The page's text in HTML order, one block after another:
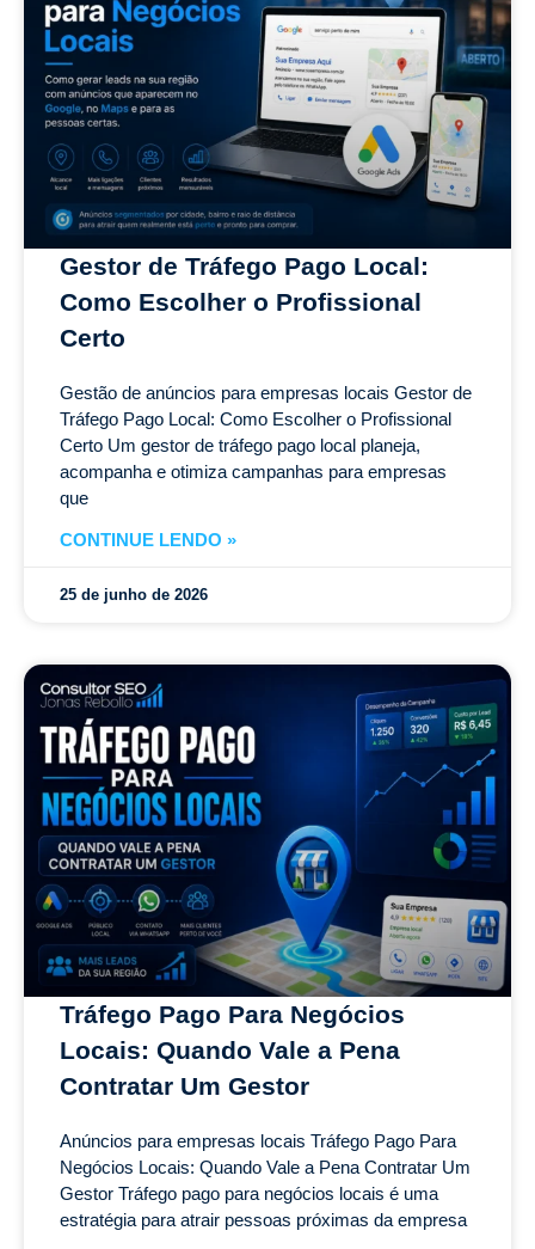
Gestor de Tráfego Pago Local:
Como Escolher o Profissional
Certo
Gestão de anúncios para empresas locais Gestor de
Tráfego Pago Local: Como Escolher o Profissional
Certo Um gestor de tráfego pago local planeja,
acompanha e otimiza campanhas para empresas
que
CONTINUE LENDO »
25 de junho de 2026
Tráfego Pago Para Negócios
Locais: Quando Vale a Pena
Contratar Um Gestor
Anúncios para empresas locais Tráfego Pago Para
Negócios Locais: Quando Vale a Pena Contratar Um
Gestor Tráfego pago para negócios locais é uma
estratégia para atrair pessoas próximas da empresa